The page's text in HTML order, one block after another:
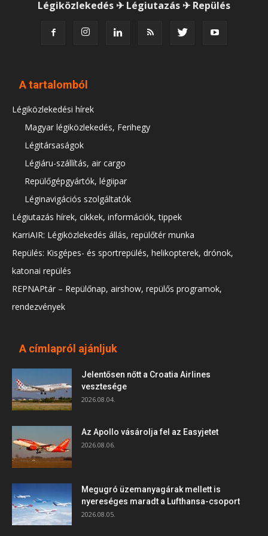
Légiközlekedés ✈ Légiutazás ✈ Repülés
A tartalomból
Légiközlekedési hírek
Magyar légiközlekedés, Ferihegy
Légitársaságok
Légiáru-szállítás, air cargo
Repülőgépgyártók, légiipar
Léginavigációs szolgáltatók
Légiutazás hírek, cikkek, információk, tippek
KarriAIR: Légiközlekedés állás, repülőtér munka
Repülés: Kisgépes- és sportrepülés, helikopterek, drónok,
katonai repülés
REPNAPtár – Repülőnap, airshow, repülős programok,
rendezvények
A címlapról ajánljuk
Jelentősen nőtt a Croatia Airlines
vesztesége
2026.08.04.
Az Apollo vásárolja fel az Easyjetet
2026.08.06.
Megugró üzemanyagárak mellett is
nyereséges maradt a Lufthansa-csoport
2026.08.05.